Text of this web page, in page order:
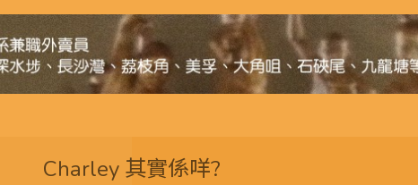
Charley 其實係咩?